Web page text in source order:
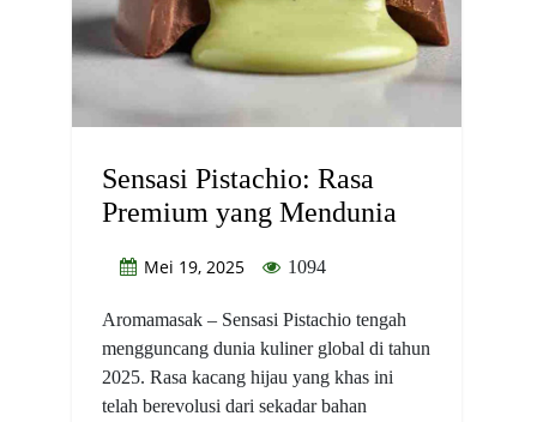
Sensasi Pistachio: Rasa
Premium yang Mendunia
Mei 19, 2025 1094
Aromamasak – Sensasi Pistachio tengah
mengguncang dunia kuliner global di tahun
2025. Rasa kacang hijau yang khas ini
telah berevolusi dari sekadar bahan